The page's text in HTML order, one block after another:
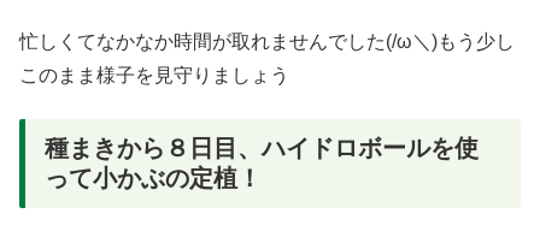
忙しくてなかなか時間が取れませんでした(/ω＼)もう少し
このまま様子を見守りましょう
種まきから８日目、ハイドロボールを使
って小かぶの定植！